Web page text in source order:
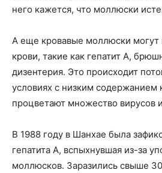
него кажется, что моллюски
А еще кровавые моллюски могут
крови, такие как гепатит А,
дизентерия. Это происходит
условиях с низким содержанием
процветают множество вирусов
В 1988 году в Шанхае была
гепатита А, вспыхнувшая из-за
моллюсков. Заразились свыше